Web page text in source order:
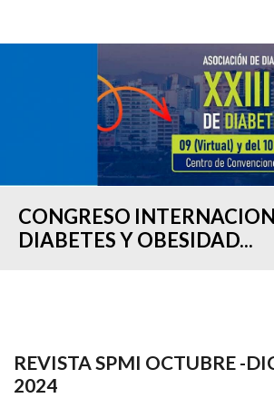
CONGRESO
DIABETES Y OBESIDAD...
REVISTA SPMI OCTUBRE -
2024